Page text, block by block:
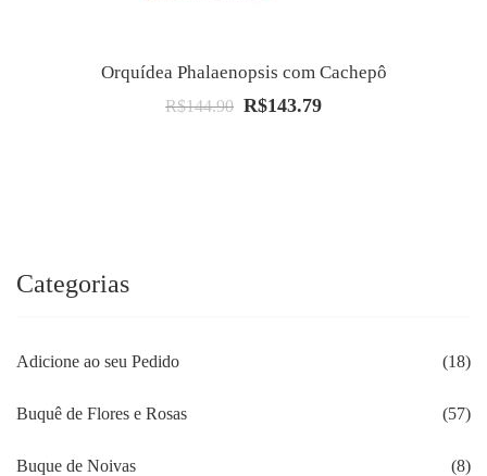
Orquídea Phalaenopsis com Cachepô
R$144.90 O
R$143.79O
Categorias
Adicione ao seu Pedido (18)
Buquê de Flores e Rosas (57)
Buque de Noivas (8)